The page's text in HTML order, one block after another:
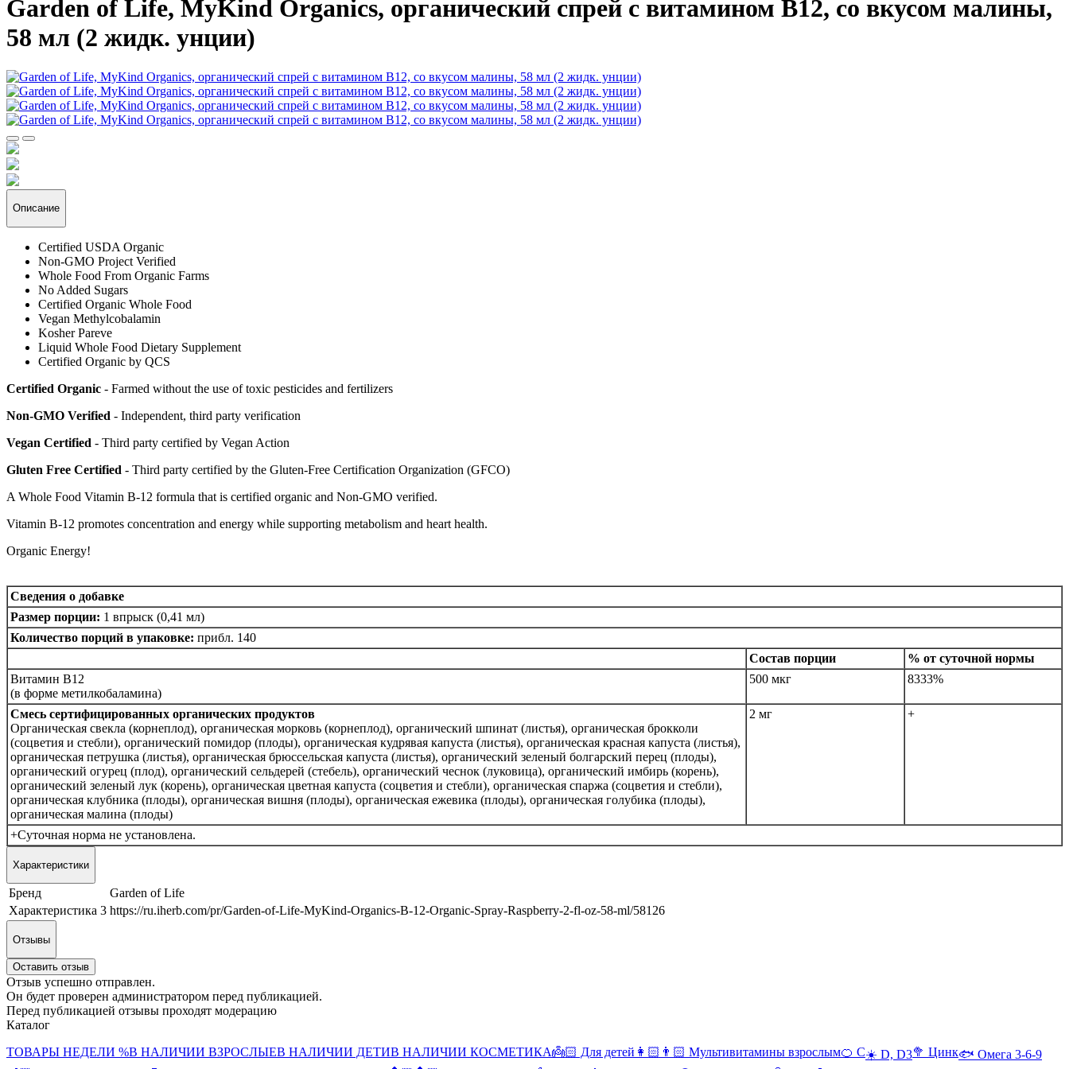
Garden of Life, MyKind Organics, органический спрей с витамином B12, со вкусом малины,
58 мл (2 жидк. унции)
Описание
Certified USDA Organic
Non-GMO Project Verified
Whole Food From Organic Farms
No Added Sugars
Certified Organic Whole Food
Vegan Methylcobalamin
Kosher Pareve
Liquid Whole Food Dietary Supplement
Certified Organic by QCS
Certified Organic - Farmed without the use of toxic pesticides and fertilizers
Non-GMO Verified - Independent, third party verification
Vegan Certified - Third party certified by Vegan Action
Gluten Free Certified - Third party certified by the Gluten-Free Certification Organization (GFCO)
A Whole Food Vitamin B-12 formula that is certified organic and Non-GMO verified.
Vitamin B-12 promotes concentration and energy while supporting metabolism and heart health.
Organic Energy!
Сведения о добавке
Размер порции: 1 впрыск (0,41 мл)
Количество порций в упаковке: прибл. 140
Состав порции
% от суточной нормы
Витамин B12
(в форме метилкобаламина)
500 мкг 8333%
Смесь сертифицированных органических продуктов
Органическая свекла (корнеплод), органическая морковь (корнеплод), органический шпинат (листья), органическая брокколи
(соцветия и стебли), органический помидор (плоды), органическая кудрявая капуста (листья), органическая красная капуста (листья),
органическая петрушка (листья), органическая брюссельская капуста (листья), органический зеленый болгарский перец (плоды),
органический огурец (плод), органический сельдерей (стебель), органический чеснок (луковица), органический имбирь (корень),
органический зеленый лук (корень), органическая цветная капуста (соцветия и стебли), органическая спаржа (соцветия и стебли),
органическая клубника (плоды), органическая вишня (плоды), органическая ежевика (плоды), органическая голубика (плоды),
органическая малина (плоды)
2 мг +
+Суточная норма не установлена.
Характеристики
Бренд
Garden of Life
Характеристика 3 https://ru.iherb.com/pr/Garden-of-Life-MyKind-Organics-B-12-Organic-Spray-Raspberry-2-fl-oz-58-ml/58126
Отзывы
Оставить отзыв
Отзыв успешно отправлен.
Он будет проверен администратором перед публикацией.
Перед публикацией отзывы проходят модерацию
Каталог
ТОВАРЫ НЕДЕЛИ %В НАЛИЧИИ ВЗРОСЛЫЕВ НАЛИЧИИ ДЕТИВ НАЛИЧИИ КОСМЕТИКА👼🏻 Для детей 👩🏻👨🏻 Мультивитамины взрослым🍊 С☀️ D, D3🥦 Цинк🐟 Омега 3-6-9